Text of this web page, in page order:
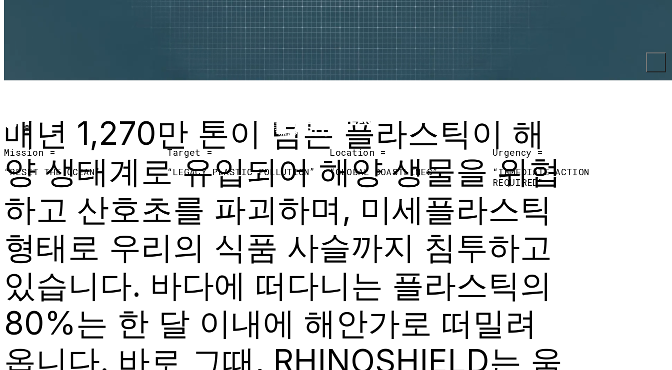
홈
Mission =
“RESET THE OCEAN ”
Target =
“LEGACY PLASTIC POLLUTION”
Location =
“GLOBAL COASTLINES”
Urgency =
“IMMEDIATE ACTION
REQUIRED”
매년 1,270만 톤이 넘는 플라스틱이 해
양 생태계로 유입되어 해양 생물을 위협
하고 산호초를 파괴하며, 미세플라스틱
형태로 우리의 식품 사슬까지 침투하고
있습니다. 바다에 떠다니는 플라스틱의
80%는 한 달 이내에 해안가로 떠밀려
옵니다. 바로 그때, RHINOSHIELD는 움